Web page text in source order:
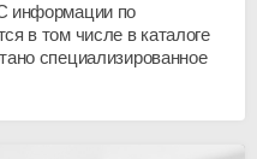
информации по
в том числе в каталоге
специализированное